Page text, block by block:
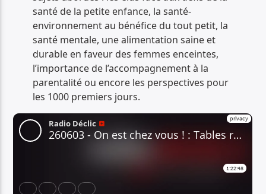
santé de la petite enfance, la santé-
environnement au bénéfice du tout petit, la
santé mentale, une alimentation saine et
durable en faveur des femmes enceintes,
l’importance de l’accompagnement à la
parentalité ou encore les perspectives pour
les 1000 premiers jours.